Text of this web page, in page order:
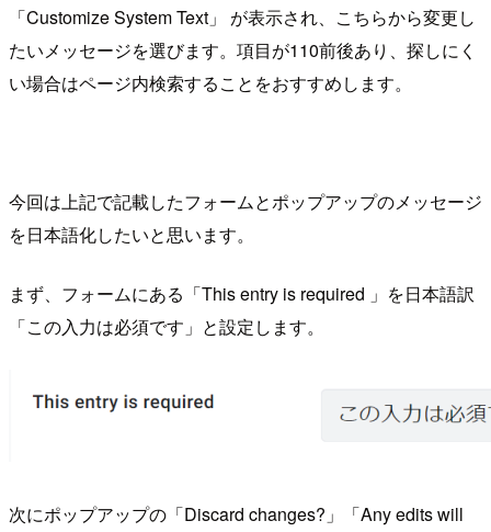
「Customize System Text」 が表示され、こちらから変更し
たいメッセージを選びます。項目が110前後あり、探しにく
い場合はページ内検索することをおすすめします。
今回は上記で記載したフォームとポップアップのメッセージ
を日本語化したいと思います。
まず、フォームにある「This entry is required 」を日本語訳
「この入力は必須です」と設定します。
次にポップアップの「Discard changes?」「Any edits will